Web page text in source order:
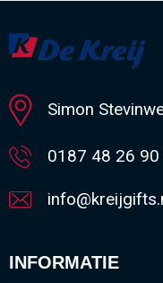
Minimale
Simon
0187 48 26 90
INFORMATIE